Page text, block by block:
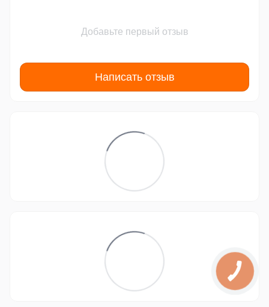
Добавьте первый отзыв
Написать отзыв